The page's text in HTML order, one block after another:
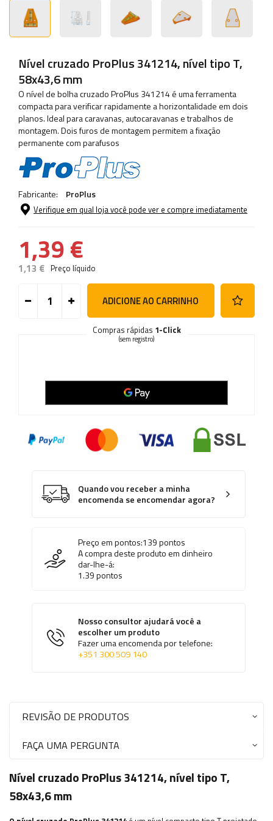
Nível cruzado ProPlus 341214, nível tipo T,
58x43,6 mm
O nível de bolha cruzado ProPlus 341214 é uma ferramenta
compacta para verificar rapidamente a horizontalidade em dois
planos. Ideal para caravanas, autocaravanas e trabalhos de
montagem. Dois furos de montagem permitem a fixação
permanente com parafusos
Fabricante: ProPlus
Verifique em qual loja você pode ver e compre imediatamente
1,39 €
1,13 € Preço líquido
ADICIONE AO CARRINHO
Compras rápidas 1-Click
(sem registro)
Quando vou receber a minha
encomenda se encomendar agora?
Preço em pontos:139pontos
A compra deste produto em dinheiro
dar-lhe-á:
1.39pontos
Nosso consultor ajudará você a
escolher um produto
Fazer uma encomenda por telefone:
+351 300 509 140
REVISÃO DE PRODUTOS
FAÇA UMA PERGUNTA
Nível cruzado ProPlus 341214, nível tipo T,
58x43,6 mm